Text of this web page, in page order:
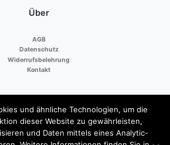
Über
AGB
Datenschutz
Widerrufsbelehrung
Kontakt
Zahlen mit
und ähnliche Technologien, um die
dieser Website zu gewährleisten,
und Daten mittels eines Analytic-